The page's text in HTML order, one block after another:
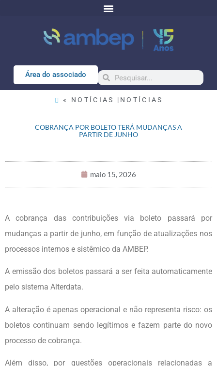
Área do associado
« NOTÍCIAS | NOTÍCIAS
COBRANÇA POR BOLETO TERÁ MUDANÇAS A
PARTIR DE JUNHO
maio 15, 2026
A cobrança das contribuições via boleto passará por
mudanças a partir de junho, em função de atualizações nos
processos internos e sistêmico da AMBEP.
A emissão dos boletos passará a ser feita automaticamente
pelo sistema Alterdata.
A alteração é apenas operacional e não representa risco: os
boletos continuam sendo legítimos e fazem parte do novo
processo de cobrança.
Além disso, por questões operacionais relacionadas a